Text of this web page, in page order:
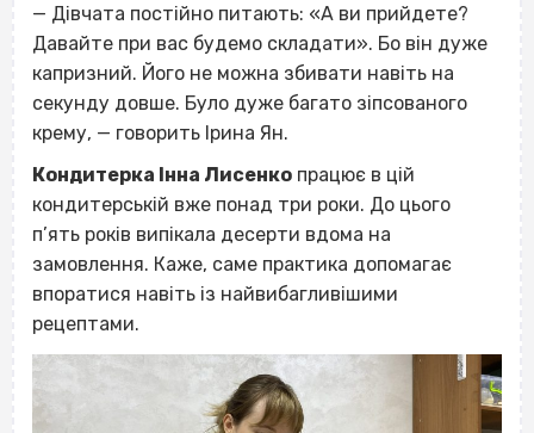
— Дівчата постійно питають: «А ви прийдете?
Давайте при вас будемо складати». Бо він дуже
капризний. Його не можна збивати навіть на
секунду довше. Було дуже багато зіпсованого
крему, — говорить Ірина Ян.
Кондитерка Інна Лисенко працює в цій
кондитерській вже понад три роки. До цього
п’ять років випікала десерти вдома на
замовлення. Каже, саме практика допомагає
впоратися навіть із найвибагливішими
рецептами.